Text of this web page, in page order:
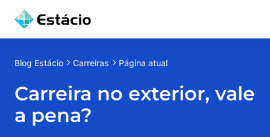
Blog Estácio Carreiras Página atual
Carreira no exterior, vale
a pena?